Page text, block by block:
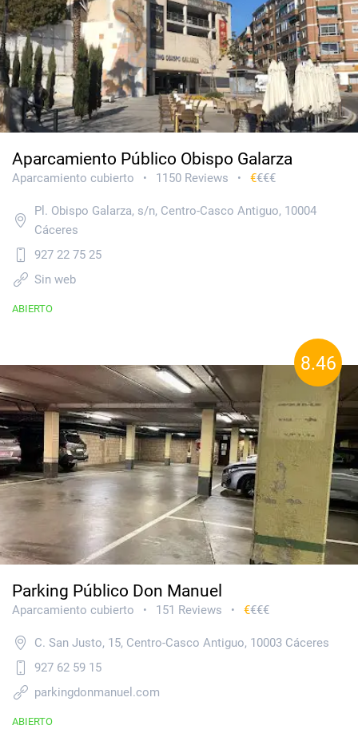
Aparcamiento Público Obispo Galarza
Aparcamiento cubierto • 1150 Reviews • €€€€
Pl. Obispo Galarza, s/n, Centro-Casco Antiguo, 10004
Cáceres
927 22 75 25
Sin web
ABIERTO
8.46
Parking Público Don Manuel
Aparcamiento cubierto • 151 Reviews • €€€€
C. San Justo, 15, Centro-Casco Antiguo, 10003 Cáceres
927 62 59 15
parkingdonmanuel.com
ABIERTO